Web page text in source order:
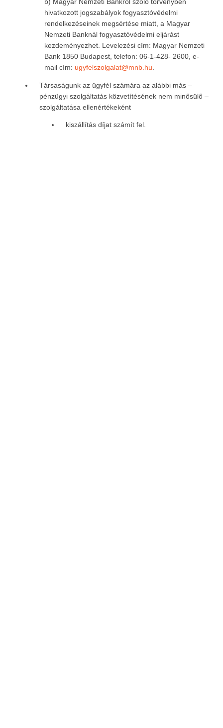
b) Magyar Nemzeti Bankról szóló törvényben
hivatkozott jogszabályok fogyasztóvédelmi
rendelkezéseinek megsértése miatt, a Magyar
Nemzeti Banknál fogyasztóvédelmi eljárást
kezdeményezhet. Levelezési cím: Magyar Nemzeti
Bank 1850 Budapest, telefon: 06-1-428- 2600, e-
mail cím: ugyfelszolgalat@mnb.hu.
Társaságunk az ügyfél számára az alábbi más –
pénzügyi szolgáltatás közvetítésének nem minősülő –
szolgáltatása ellenértékeként
kiszállítás díjat számít fel.